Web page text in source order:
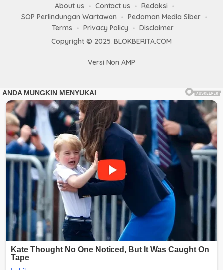
About us Contact us
Redaksi
SOP Perlindungan Wartawan
Pedoman Media Siber
Terms
Privacy Policy
Disclaimer
Copyright © 2025. BLOKBERITA.COM
Versi Non AMP